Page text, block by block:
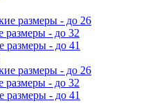
размеры - до 26
размеры - до 32
размеры - до 41
размеры - до 26
размеры - до 32
размеры - до 41